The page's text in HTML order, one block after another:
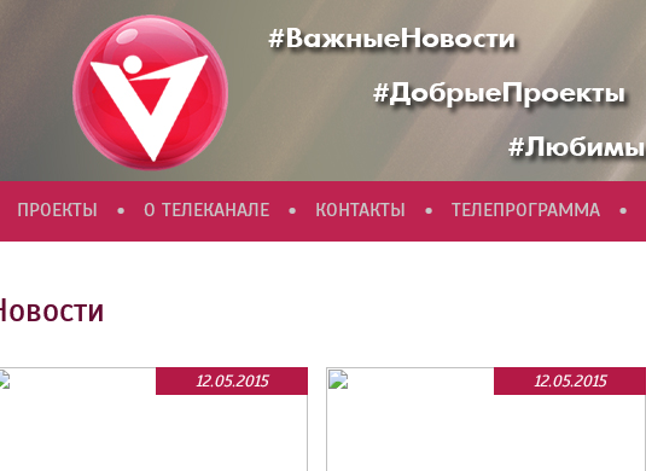
ПРОЕКТЫ • О ТЕЛЕКАНАЛЕ • КОНТАКТЫ • ТЕЛЕПРОГРАММА •
12.05.2015 12.05.2015